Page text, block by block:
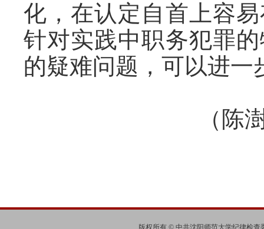
化，在认定自首上容
针对实践中职务犯罪
的疑难问题，可以进一
（陈
版权所有 © 中共沈阳师范大学纪律检